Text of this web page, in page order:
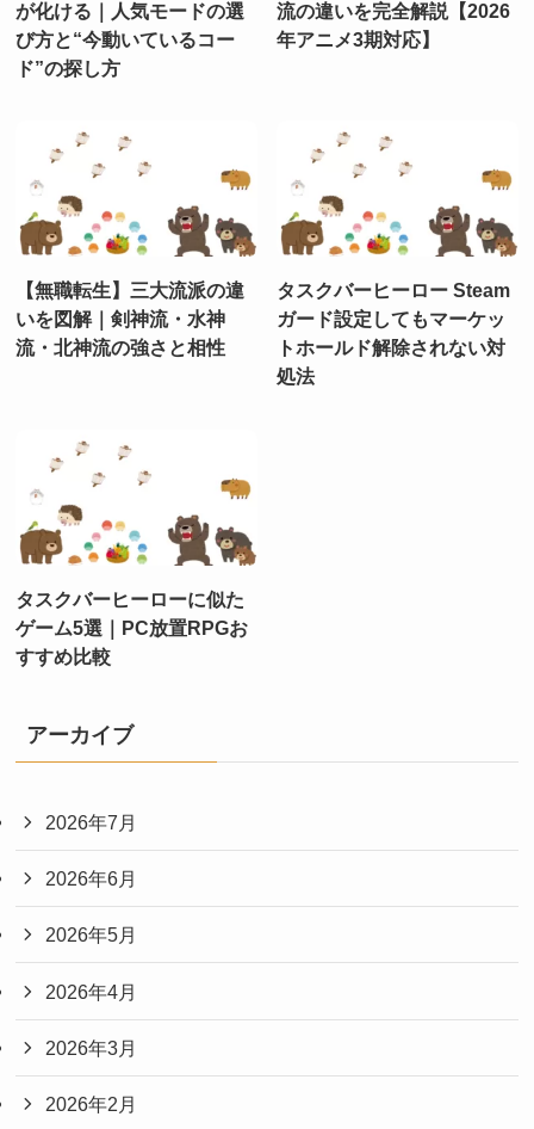
が化ける｜人気モードの選
び方と“今動いているコー
ド”の探し方
流の違いを完全解説【2026
年アニメ3期対応】
【無職転生】三大流派の違
いを図解｜剣神流・水神
流・北神流の強さと相性
タスクバーヒーロー Steam
ガード設定してもマーケッ
トホールド解除されない対
処法
タスクバーヒーローに似た
ゲーム5選｜PC放置RPGお
すすめ比較
アーカイブ
2026年7月
2026年6月
2026年5月
2026年4月
2026年3月
2026年2月